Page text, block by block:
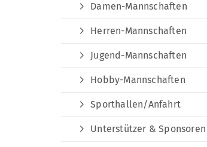
Damen-Mannschaften
Herren-Mannschaften
Jugend-Mannschaften
Hobby-Mannschaften
Sporthallen/Anfahrt
Unterstützer & Sponsoren